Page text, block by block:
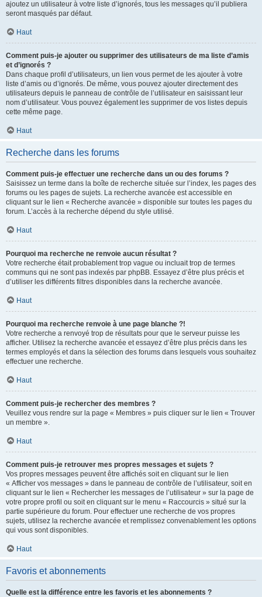
ajoutez un utilisateur à votre liste d’ignorés, tous les messages qu’il publiera
seront masqués par défaut.
Haut
Comment puis-je ajouter ou supprimer des utilisateurs de ma liste d’amis
et d’ignorés ?
Dans chaque profil d’utilisateurs, un lien vous permet de les ajouter à votre
liste d’amis ou d’ignorés. De même, vous pouvez ajouter directement des
utilisateurs depuis le panneau de contrôle de l’utilisateur en saisissant leur
nom d’utilisateur. Vous pouvez également les supprimer de vos listes depuis
cette même page.
Haut
Recherche dans les forums
Comment puis-je effectuer une recherche dans un ou des forums ?
Saisissez un terme dans la boîte de recherche située sur l’index, les pages des
forums ou les pages de sujets. La recherche avancée est accessible en
cliquant sur le lien « Recherche avancée » disponible sur toutes les pages du
forum. L’accès à la recherche dépend du style utilisé.
Haut
Pourquoi ma recherche ne renvoie aucun résultat ?
Votre recherche était probablement trop vague ou incluait trop de termes
communs qui ne sont pas indexés par phpBB. Essayez d’être plus précis et
d’utiliser les différents filtres disponibles dans la recherche avancée.
Haut
Pourquoi ma recherche renvoie à une page blanche ?!
Votre recherche a renvoyé trop de résultats pour que le serveur puisse les
afficher. Utilisez la recherche avancée et essayez d’être plus précis dans les
termes employés et dans la sélection des forums dans lesquels vous souhaitez
effectuer une recherche.
Haut
Comment puis-je rechercher des membres ?
Veuillez vous rendre sur la page « Membres » puis cliquer sur le lien « Trouver
un membre ».
Haut
Comment puis-je retrouver mes propres messages et sujets ?
Vos propres messages peuvent être affichés soit en cliquant sur le lien
« Afficher vos messages » dans le panneau de contrôle de l’utilisateur, soit en
cliquant sur le lien « Rechercher les messages de l’utilisateur » sur la page de
votre propre profil ou soit en cliquant sur le menu « Raccourcis » situé sur la
partie supérieure du forum. Pour effectuer une recherche de vos propres
sujets, utilisez la recherche avancée et remplissez convenablement les options
qui vous sont disponibles.
Haut
Favoris et abonnements
Quelle est la différence entre les favoris et les abonnements ?